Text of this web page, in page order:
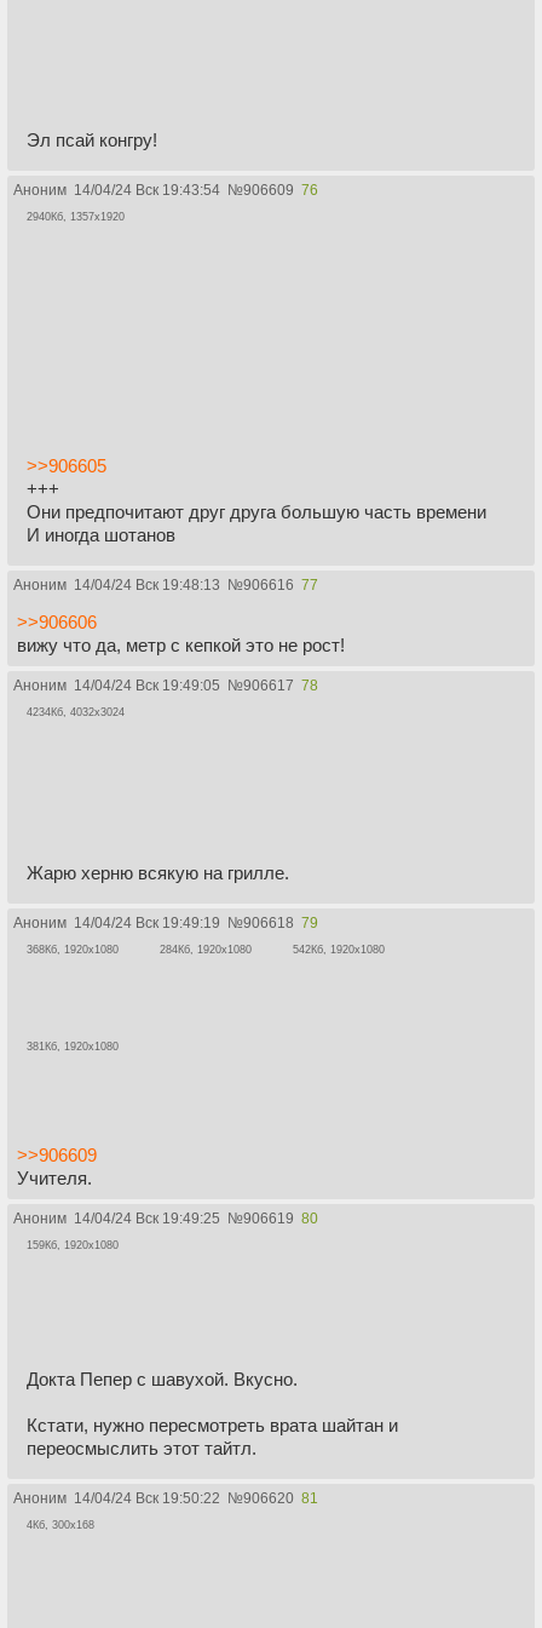
Эл псай конгру!
Аноним 14/04/24 Вск 19:43:54 №906609 76
2940Кб, 1357x1920
>>906605
+++
Они предпочитают друг друга большую часть времени
И иногда шотанов
Аноним 14/04/24 Вск 19:48:13 №906616 77
>>906606
вижу что да, метр с кепкой это не рост!
Аноним 14/04/24 Вск 19:49:05 №906617 78
4234Кб, 4032x3024
Жарю херню всякую на грилле.
Аноним 14/04/24 Вск 19:49:19 №906618 79
368Кб, 1920x1080 284Кб, 1920x1080 542Кб, 1920x1080
381Кб, 1920x1080
>>906609
Учителя.
Аноним 14/04/24 Вск 19:49:25 №906619 80
159Кб, 1920x1080
Докта Пепер с шавухой. Вкусно.
Кстати, нужно пересмотреть врата шайтан и
переосмыслить этот тайтл.
Аноним 14/04/24 Вск 19:50:22 №906620 81
4Кб, 300x168